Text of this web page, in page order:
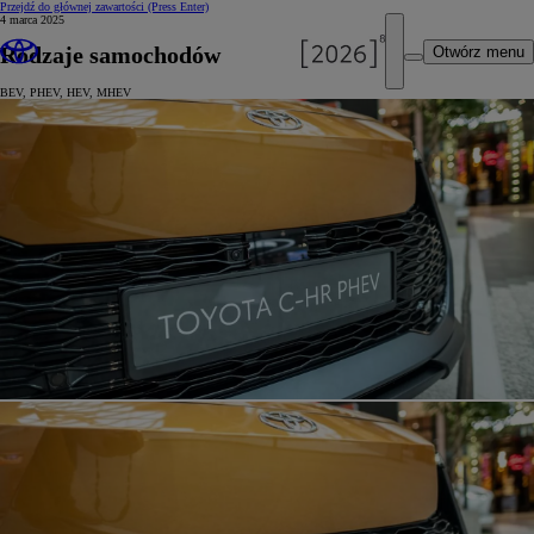
Przejdź do głównej zawartości (Press Enter)
Otwórz menu
4 marca 2025
Rodzaje samochodów
BEV, PHEV, HEV, MHEV